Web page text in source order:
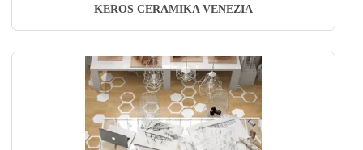
KEROS CERAMIKA VENEZIA